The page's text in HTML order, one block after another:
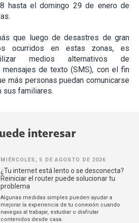
hasta el domingo 29 de enero de
que luego de desastres de gran
ocurridos en estas zonas, es
medios alternativos de
mensajes de texto (SMS), con el fin
más personas puedan comunicarse
sus familiares.
interesar
MIÉRCOLES, 5 DE AGOSTO DE 2026
¿Tu internet está lento o se desconecta?
Reiniciar el router puede solucionar tu
problema
Algunas medidas simples pueden ayudar a
mejorar la experiencia de tu conexión cuando
navegas al trabajar, estudiar o disfrutar
contenidos desde casa.